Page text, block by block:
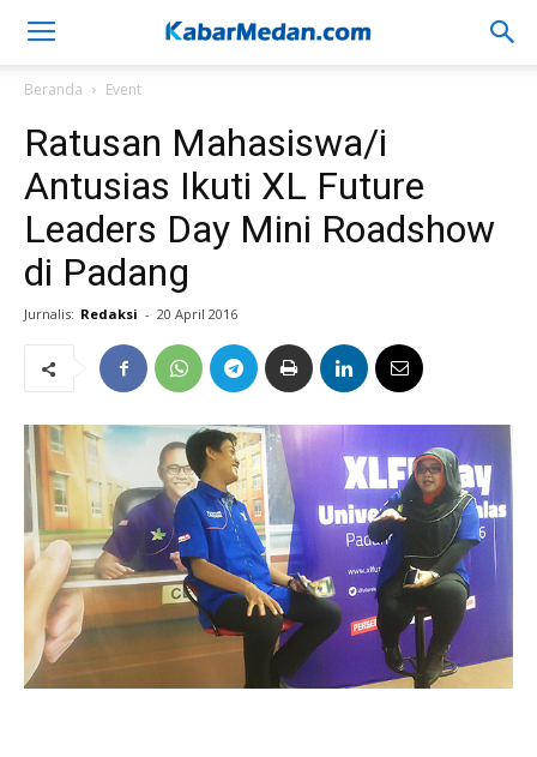
Beranda Event
Ratusan Mahasiswa/i
Antusias Ikuti XL Future
Leaders Day Mini Roadshow
di Padang
Jurnalis: Redaksi - 20 April 2016